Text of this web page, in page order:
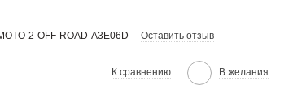
2-OFF-ROAD-A3E06D Оставить отзыв
К сравнению В желания